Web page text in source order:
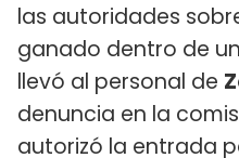
las autoridades
ganado dentro de
llevó al personal de
denuncia en la
autorizó la entrada